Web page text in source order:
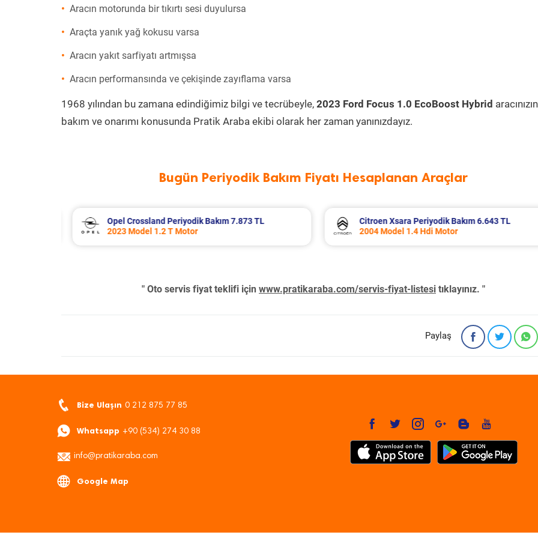
Aracın motorunda bir tıkırtı sesi duyulursa
Araçta yanık yağ kokusu varsa
Aracın yakıt sarfiyatı artmışsa
Aracın performansında ve çekişinde zayıflama varsa
1968 yılından bu zamana edindiğimiz bilgi ve tecrübeyle, 2023 Ford Focus 1.0 EcoBoost Hybrid aracınızın
bakım ve onarımı konusunda Pratik Araba ekibi olarak her zaman yanınızdayız.
Bugün Periyodik Bakım Fiyatı Hesaplanan Araçlar
Citroen Xsara Periyodik Bakım 6.643 TL
2004 Model 1.4 Hdi Motor
Dacia Duster Periyodik Bakım 7.799 TL
2012 Model 1.5 Dci Motor
" Oto servis fiyat teklifi için www.pratikaraba.com/servis-fiyat-listesi tıklayınız. "
Paylaş
Bize Ulaşın 0 212 875 77 85
Whatsapp +90 (534) 274 30 88
info@pratikaraba.com
Google Map